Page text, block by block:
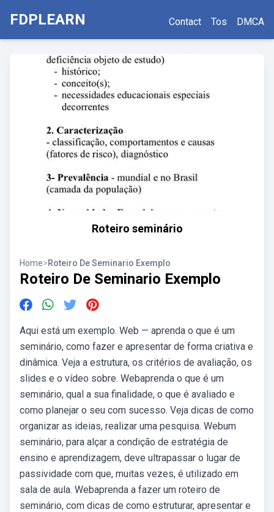
FDPLEARN Contact Tos DMCA
Roteiro seminário
Home>Roteiro De Seminario Exemplo
Roteiro De Seminario Exemplo
Aqui está um exemplo. Web — aprenda o que é um
seminário, como fazer e apresentar de forma criativa e
dinâmica. Veja a estrutura, os critérios de avaliação, os
slides e o vídeo sobre. Webaprenda o que é um
seminário, qual a sua finalidade, o que é avaliado e
como planejar o seu com sucesso. Veja dicas de como
organizar as ideias, realizar uma pesquisa. Webum
seminário, para alçar a condição de estratégia de
ensino e aprendizagem, deve ultrapassar o lugar de
passividade com que, muitas vezes, é utilizado em
sala de aula. Webaprenda a fazer um roteiro de
seminário, com dicas de como estruturar, apresentar e